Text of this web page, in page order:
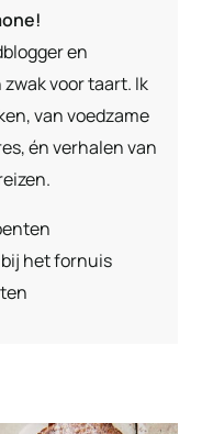
en
voor taart. Ik
van voedzame
én verhalen van
het fornuis